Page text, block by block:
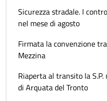
Sicurezza stradale. I
nel mese di agosto
Firmata la convenzione
Mezzina
Riaperta al transito la
di Arquata del Tronto